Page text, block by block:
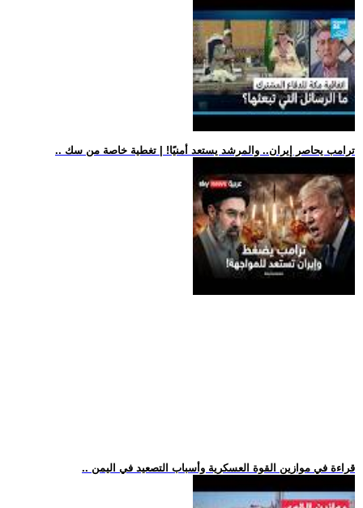
.. ترامب يحاصر إيران.. والمرشد يستعد أمنيًا! | تغطية خاصة من سك
.. قراءة في موازين القوة العسكرية وأسباب التصعيد في اليمن